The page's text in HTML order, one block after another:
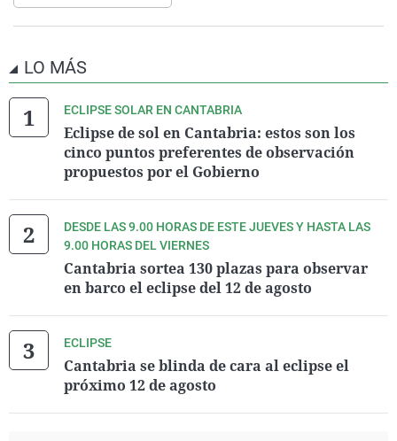
LO MÁS
ECLIPSE SOLAR EN CANTABRIA
Eclipse de sol en Cantabria: estos son los
cinco puntos preferentes de observación
propuestos por el Gobierno
DESDE LAS 9.00 HORAS DE ESTE JUEVES Y HASTA LAS
9.00 HORAS DEL VIERNES
Cantabria sortea 130 plazas para observar
en barco el eclipse del 12 de agosto
ECLIPSE
Cantabria se blinda de cara al eclipse el
próximo 12 de agosto